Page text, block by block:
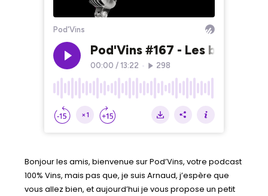
Bonjour les amis, bienvenue sur Pod’Vins, votre podcast
100% Vins, mais pas que, je suis Arnaud, j’espère que
vous allez bien, et aujourd’hui je vous propose un petit